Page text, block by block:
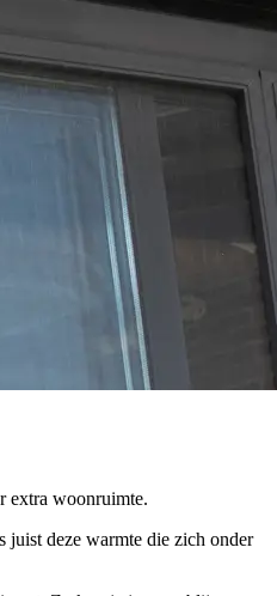
extra woonruimte.
juist deze warmte die zich onder